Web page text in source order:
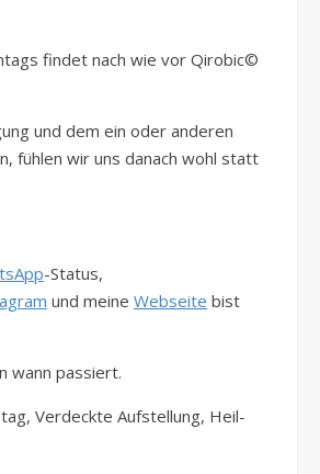
findet nach wie vor Qirobic©
und dem ein oder anderen
fühlen wir uns danach wohl statt
-Status,
und meine Webseite bist
wann passiert.
Verdeckte Aufstellung, Heil-